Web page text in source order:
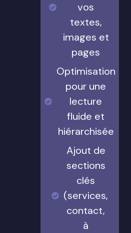
vos
textes,
images et
pages
Optimisation
pour une
lecture
fluide et
hiérarchisée
Ajout de
sections
clés
(services,
contact,
à